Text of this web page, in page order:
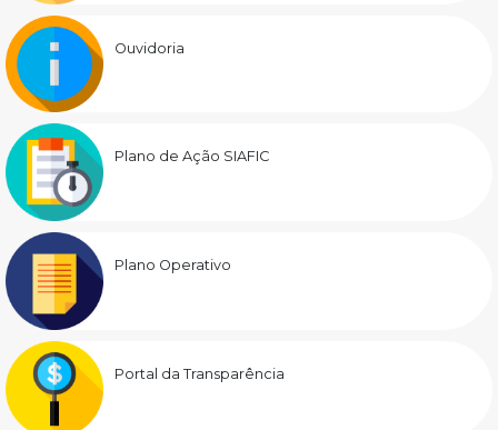
Ouvidoria
Plano de Ação SIAFIC
Plano Operativo
Portal da Transparência